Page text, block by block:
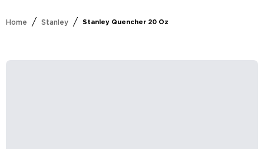
Home / Stanley / Stanley Quencher 20 Oz